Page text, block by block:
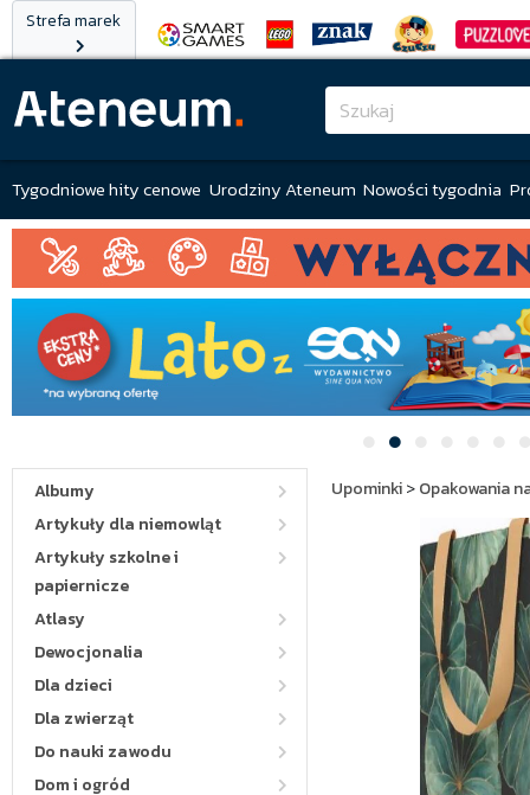
Strefa marek
Tygodniowe hity cenowe Urodziny Ateneum Nowości tygodnia
Albumy
Artykuły dla niemowląt
Artykuły szkolne i
papiernicze
Atlasy
Dewocjonalia
Dla dzieci
Dla zwierząt
Do nauki zawodu
Dom i ogród
Upominki>Opakowania